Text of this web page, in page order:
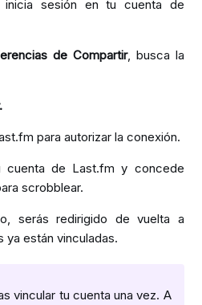
inicia sesión en tu cuenta de
de Compartir, busca la
para autorizar la conexión.
cuenta de Last.fm y concede
scrobblear.
serás redirigido de vuelta a
ya están vinculadas.
vincular tu cuenta una vez. A